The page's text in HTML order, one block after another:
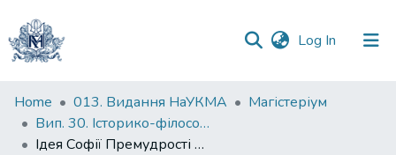
Log In (current)
Communities
&
Collections
Home 013. Видання НаУКМА
Магістеріум
Вип. 30. Історико-філософські студії
Ідея Софії Премудрості Божої у вченні про серце Г. Сковороди